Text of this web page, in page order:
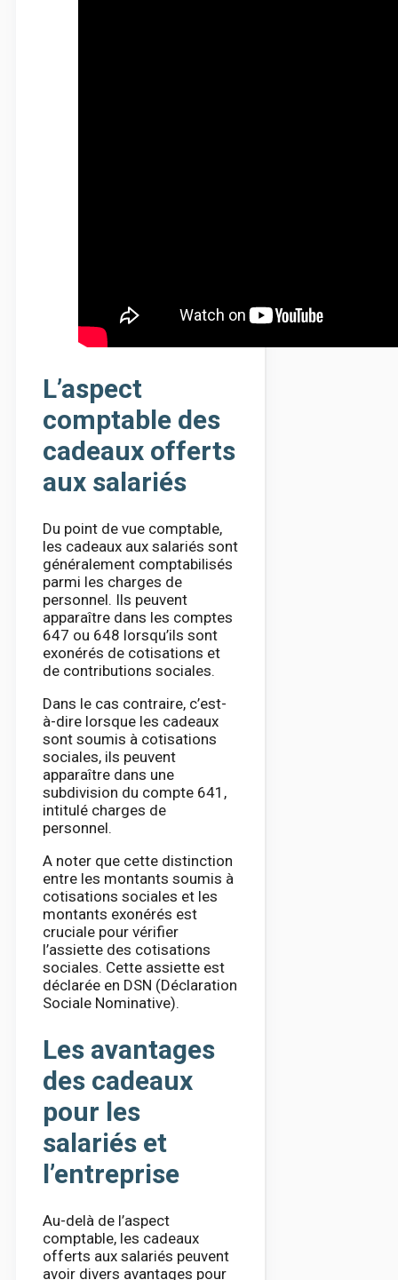
L’aspect
comptable des
cadeaux offerts
aux salariés
Du point de vue comptable,
les cadeaux aux salariés sont
généralement comptabilisés
parmi les charges de
personnel. Ils peuvent
apparaître dans les comptes
647 ou 648 lorsqu’ils sont
exonérés de cotisations et
de contributions sociales.
Dans le cas contraire, c’est-
à-dire lorsque les cadeaux
sont soumis à cotisations
sociales, ils peuvent
apparaître dans une
subdivision du compte 641,
intitulé charges de
personnel.
A noter que cette distinction
entre les montants soumis à
cotisations sociales et les
montants exonérés est
cruciale pour vérifier
l’assiette des cotisations
sociales. Cette assiette est
déclarée en DSN (Déclaration
Sociale Nominative).
Les avantages
des cadeaux
pour les
salariés et
l’entreprise
Au-delà de l’aspect
comptable, les cadeaux
offerts aux salariés peuvent
avoir divers avantages pour